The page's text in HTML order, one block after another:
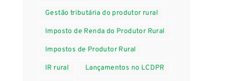
Gestão tributária do produtor rural
Imposto de Renda do Produtor Rural
Impostos de Produtor Rural
IR rural Lançamentos no LCDPR